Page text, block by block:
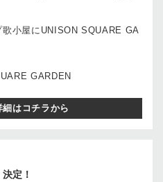
小屋にUNISON SQUARE GA
GARDEN
はコチラから
定！